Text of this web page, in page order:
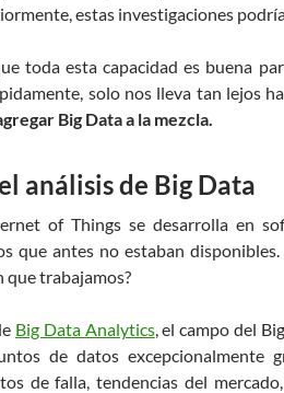
estas investigaciones
toda esta capacidad es buena
solo nos lleva tan lejos
Big Data a la mezcla.
análisis de Big Data
of Things se desarrolla en
que antes no estaban
que trabajamos?
Big Data Analytics, el campo del
de datos excepcionalmente
de falla, tendencias del